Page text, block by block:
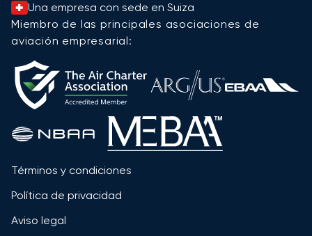
Una empresa con sede en Suiza
Miembro de las principales asociaciones de
aviación empresarial:
Términos y condiciones
Política de privacidad
Aviso legal